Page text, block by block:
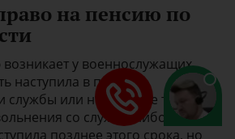
на пенсию по
у военнослужащих,
наступила в период
или не позднее трех
со службы либо если
позднее этого срока, но